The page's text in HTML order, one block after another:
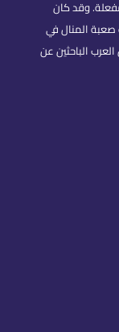
وقد كان
صعبة المنال في
الباحثين عن